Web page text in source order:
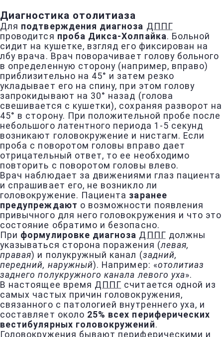
Диагностика отолитиаза
Для подтверждения диагноза ДППГ
проводится проба Дикса-Холпайка. Больной
сидит на кушетке, взгляд его фиксирован на
лбу врача. Врач поворачивает голову больного
в определенную сторону (например, вправо)
приблизительно на 45° и затем резко
укладывает его на спину, при этом голову
запрокидывают на 30° назад (голова
свешивается с кушетки), сохраняя разворот на
45° в сторону. При положительной пробе после
небольшого латентного периода 1-5 секунд
возникают головокружение и нистагм. Если
проба с поворотом головы вправо дает
отрицательный ответ, то ее необходимо
повторить с поворотом головы влево.
Врач наблюдает за движениями глаз пациента
и спрашивает его, не возникло ли
головокружение. Пациента заранее
предупреждают о возможности появления
привычного для него головокружения и что это
состояние обратимо и безопасно.
При формулировке диагноза ДППГ должны
указываться сторона поражения (левая,
правая) и полукружный канал (задний,
передний, наружный). Например: «отолитиаз
заднего полукружного канала левого уха».
В настоящее время ДППГ считается одной из
самых частых причин головокружения,
связанного с патологией внутреннего уха, и
составляет около 25% всех периферических
вестибулярных головокружений.
Головокружения бывают периферическими и